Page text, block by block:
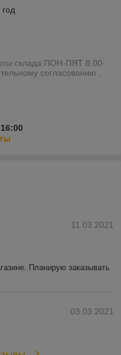
склада ПОН-ПЯТ 8.00-
согласованию ,
11.03.2021
Планирую заказывать
03.03.2021